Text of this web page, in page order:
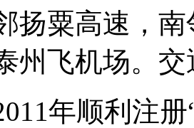
扬粟高速，
州飞机场。
年顺利注